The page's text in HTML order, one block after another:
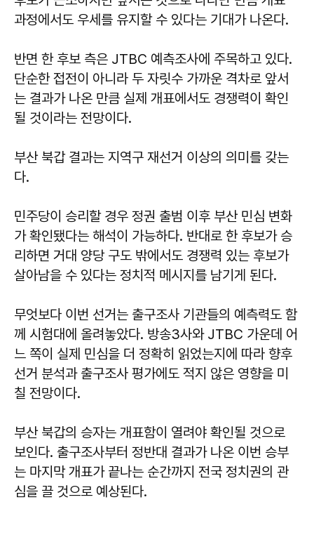
과정에서도 우세를 유지할 수 있다는 기대가 나온다.
반면 한 후보 측은 JTBC 예측조사에 주목하고 있다.
단순한 접전이 아니라 두 자릿수 가까운 격차로 앞서
는 결과가 나온 만큼 실제 개표에서도 경쟁력이 확인
될 것이라는 전망이다.
부산 북갑 결과는 지역구 재선거 이상의 의미를 갖는
다.
민주당이 승리할 경우 정권 출범 이후 부산 민심 변화
가 확인됐다는 해석이 가능하다. 반대로 한 후보가 승
리하면 거대 양당 구도 밖에서도 경쟁력 있는 후보가
살아남을 수 있다는 정치적 메시지를 남기게 된다.
무엇보다 이번 선거는 출구조사 기관들의 예측력도 함
께 시험대에 올려놓았다. 방송3사와 JTBC 가운데 어
느 쪽이 실제 민심을 더 정확히 읽었는지에 따라 향후
선거 분석과 출구조사 평가에도 적지 않은 영향을 미
칠 전망이다.
부산 북갑의 승자는 개표함이 열려야 확인될 것으로
보인다. 출구조사부터 정반대 결과가 나온 이번 승부
는 마지막 개표가 끝나는 순간까지 전국 정치권의 관
심을 끌 것으로 예상된다.